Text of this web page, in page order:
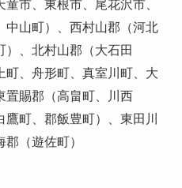
市、東根市、尾花沢市、
中山町）、西村山郡（河北
）、北村山郡（大石田
町、舟形町、真室川町、大
置賜郡（高畠町、川西
町、郡飯豊町）、東田川
（遊佐町）